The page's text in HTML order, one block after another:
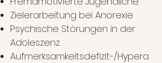
Zielerarbeitung bei Anorexie
Psychische Störungen in der
Adoleszenz
Aufmerksamkeitsdefizit-/Hypera